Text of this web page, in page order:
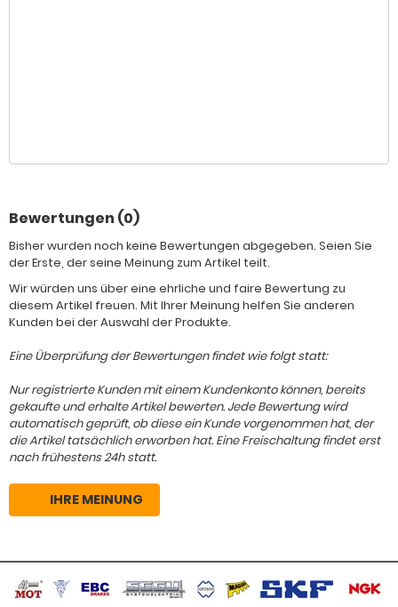
Bewertungen (0)
Bisher wurden noch keine Bewertungen abgegeben. Seien Sie
der Erste, der seine Meinung zum Artikel teilt.
Wir würden uns über eine ehrliche und faire Bewertung zu
diesem Artikel freuen. Mit Ihrer Meinung helfen Sie anderen
Kunden bei der Auswahl der Produkte.
Eine Überprüfung der Bewertungen findet wie folgt statt:
Nur registrierte Kunden mit einem Kundenkonto können, bereits
gekaufte und erhalte Artikel bewerten. Jede Bewertung wird
automatisch geprüft, ob diese ein Kunde vorgenommen hat, der
die Artikel tatsächlich erworben hat. Eine Freischaltung findet erst
nach frühestens 24h statt.
IHRE MEINUNG